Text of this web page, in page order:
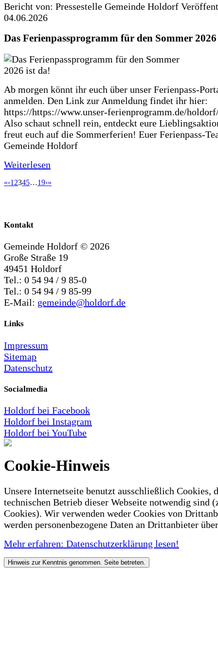
Bericht von: Pressestelle Gemeinde Holdorf
04.06.2026
Das Ferienpassprogramm für den Sommer
Ab morgen könnt ihr euch über unser Ferienpass-
anmelden. Den Link zur Anmeldung findet ihr hier:
https://https://www.unser-ferienprogramm.de/
Also schaut schnell rein, entdeckt eure
freut euch auf die Sommerferien! Euer Ferienpass-
Gemeinde Holdorf
Weiterlesen
«‹1 2345…19›»
Kontakt
Gemeinde Holdorf © 2026
Große Straße 19
49451 Holdorf
Tel.: 0 54 94 / 9 85-0
Tel.: 0 54 94 / 9 85-99
E-Mail: gemeinde@holdorf.de
Links
Impressum
Sitemap
Datenschutz
Socialmedia
Holdorf bei Facebook
Holdorf bei Instagram
Holdorf bei YouTube
Cookie-Hinweis
Unsere Internetseite benutzt ausschließlich Cookies,
technischen Betrieb dieser Webseite notwendig sind
Cookies). Wir verwenden weder Cookies von
werden personenbezogene Daten an Drittanbieter
Mehr erfahren: Datenschutzerklärung lesen!
Hinweis zur Kenntnis genommen. Seite betreten.